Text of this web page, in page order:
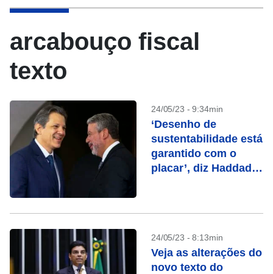
arcabouço fiscal
texto
24/05/23 - 9:34min
‘Desenho de
sustentabilidade está
garantido com o
placar’, diz Haddad
Câmara
24/05/23 - 8:13min
Veja as alterações do
novo texto do